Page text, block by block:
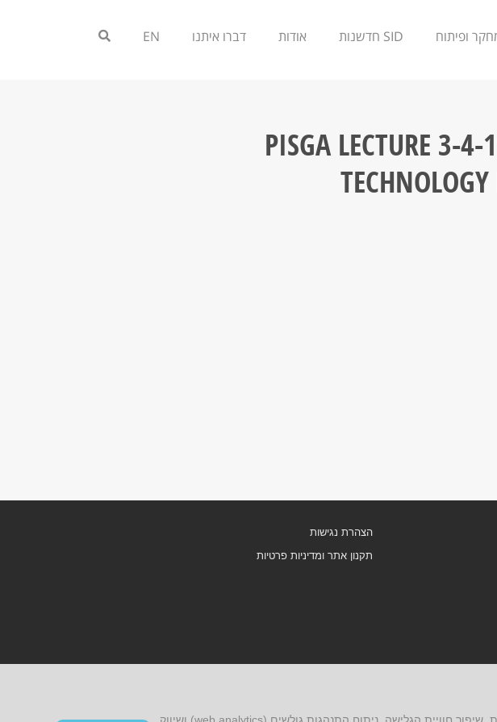
ופיתוח SID חדשנות אודות דברו איתנו EN
PISGA LECTURE 3-4-
TECHNOLOGY
הצהרת נגישות
תקנון אתר ומדיניות פרטיות
אתר זה עושה שימוש בקובצי cookies, לרבות קובצי cookies של צד שלישי, עבור שיפור הפונקציונליות, שיפור חוויית הגלישה, ניתוח התנהגות גולשים (web analytics) ושיווק